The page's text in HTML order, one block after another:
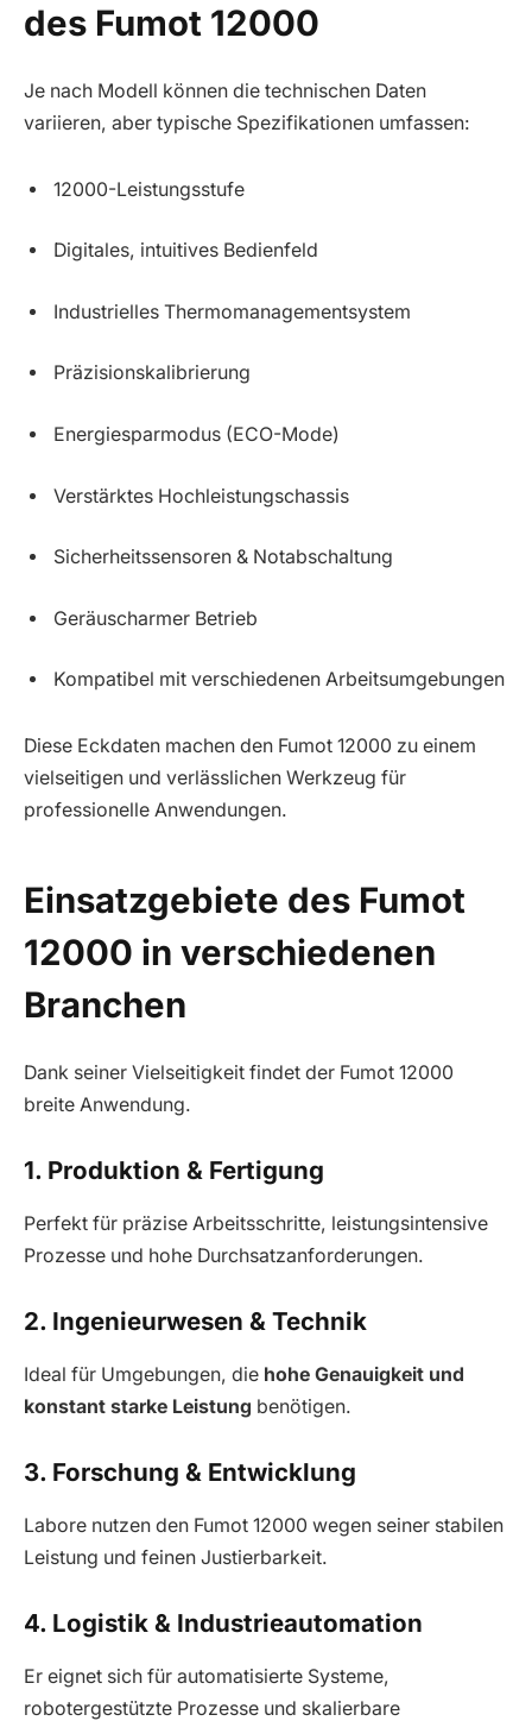
des Fumot 12000
Je nach Modell können die technischen Daten
variieren, aber typische Spezifikationen umfassen:
12000-Leistungsstufe
Digitales, intuitives Bedienfeld
Industrielles Thermomanagementsystem
Präzisionskalibrierung
Energiesparmodus (ECO-Mode)
Verstärktes Hochleistungschassis
Sicherheitssensoren & Notabschaltung
Geräuscharmer Betrieb
Kompatibel mit verschiedenen Arbeitsumgebungen
Diese Eckdaten machen den Fumot 12000 zu einem
vielseitigen und verlässlichen Werkzeug für
professionelle Anwendungen.
Einsatzgebiete des Fumot
12000 in verschiedenen
Branchen
Dank seiner Vielseitigkeit findet der Fumot 12000
breite Anwendung.
1. Produktion & Fertigung
Perfekt für präzise Arbeitsschritte, leistungsintensive
Prozesse und hohe Durchsatzanforderungen.
2. Ingenieurwesen & Technik
Ideal für Umgebungen, die hohe Genauigkeit und
konstant starke Leistung benötigen.
3. Forschung & Entwicklung
Labore nutzen den Fumot 12000 wegen seiner stabilen
Leistung und feinen Justierbarkeit.
4. Logistik & Industrieautomation
Er eignet sich für automatisierte Systeme,
robotergestützte Prozesse und skalierbare